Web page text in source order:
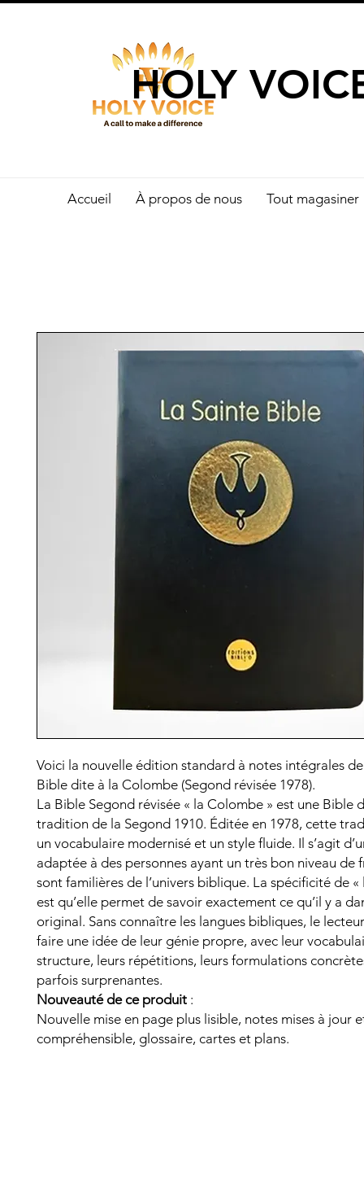
HOLY
Accueil À propos de nous Tout magasiner
Voici la nouvelle édition standard à notes intégrales
Bible dite à la Colombe (Segond révisée 1978).
La Bible Segond révisée « la Colombe » est une Bible
tradition de la Segond 1910. Éditée en 1978, cette
un vocabulaire modernisé et un style fluide. Il s’agit
adaptée à des personnes ayant un très bon niveau de
sont familières de l’univers biblique. La spécificité de
est qu’elle permet de savoir exactement ce qu’il y a
original. Sans connaître les langues bibliques, le
faire une idée de leur génie propre, avec leur
structure, leurs répétitions, leurs formulations
parfois surprenantes.
Nouveauté de ce produit :
Nouvelle mise en page plus lisible, notes mises à jour
compréhensible, glossaire, cartes et plans.